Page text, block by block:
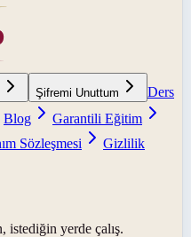
Şifremi Unuttum
Ders
Blog
Garantili Eğitim
Sözleşmesi
Gizlilik
yerde çalış.